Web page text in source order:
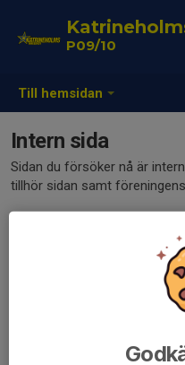
Till hemsidan
P09/10
Intern sida
Sidan du försöker nå är
tillhör sidan samt